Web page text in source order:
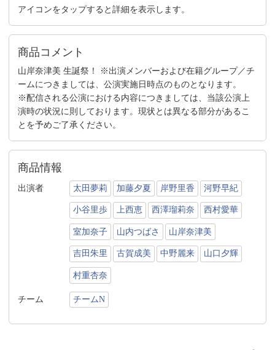
アイコンをタップすると詳細を表示します。
商品コメント
山岸奈津美 生誕祭！ ※出演メンバーおよび在籍グループ／チ
ームにつきましては、公演実施日時点のものとなります。
※配信される公演における内容につきましては、当該公演上
演時の状況に則しております。現状とは異なる部分があるこ
とを予めご了承ください。
商品情報
出演者 太田夢莉 加藤夕夏 岸野里香 河野早紀
小谷里歩 上西恵 西澤瑠莉奈 西村愛華
室加奈子 山内つばさ 山岸奈津美
吉田朱里 古賀成美 中野麗来 山口夕輝
村重杏奈
チーム チームN